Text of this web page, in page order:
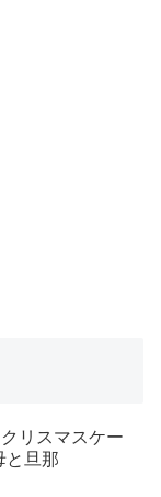
リスマスケー
と旦那